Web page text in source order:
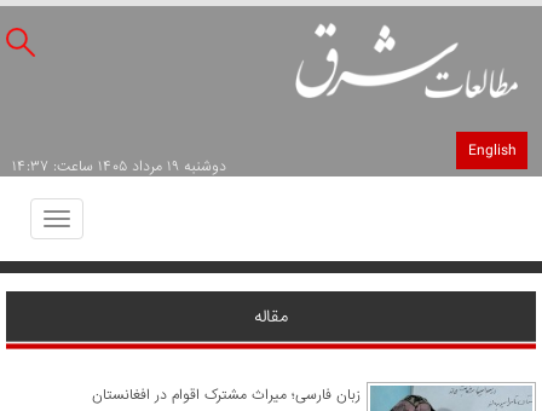
English
دوشنبه ۱۹ مرداد ۱۴۰۵ ساعت: ۱۴:۳۷
Toggle
مقاله
زبان فارسی؛ میراث مشترک اقوام در افغانستان